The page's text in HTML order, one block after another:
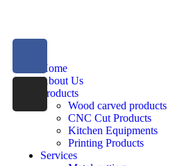
Home
About Us
Products
Wood carved products
CNC Cut Products
Kitchen Equipments
Printing Products
Services